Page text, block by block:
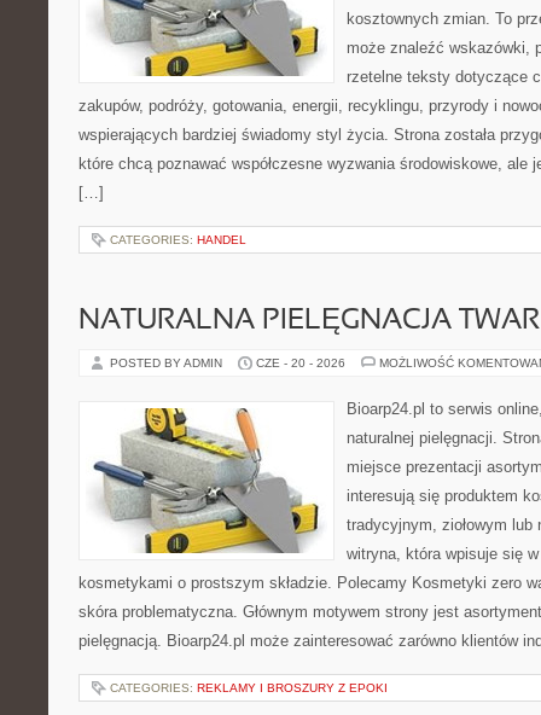
kosztownych zmian. To
może znaleźć wskazówki,
rzetelne teksty dotyczące
zakupów, podróży, gotowania, energii, recyklingu, przyrody i
wspierających bardziej świadomy styl życia. Strona została
które chcą poznawać współczesne wyzwania środowiskowe, ale
[…]
CATEGORIES: HANDEL
NATURALNA PIELĘGNACJA
POSTED BY ADMIN CZE - 20 - 2026 MOŻLIWOŚĆ
Bioarp24.pl to serwis
naturalnej pielęgnacji.
miejsce prezentacji
interesują się produktem
tradycyjnym, ziołowym lub
witryna, która wpisuje się
kosmetykami o prostszym składzie. Polecamy Kosmetyki zero
skóra problematyczna. Głównym motywem strony jest
pielęgnacją. Bioarp24.pl może zainteresować zarówno klientów
CATEGORIES: REKLAMY I BROSZURY Z EPOKI